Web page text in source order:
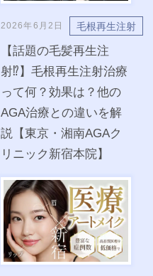
2026年6月2日 毛根再生注射
【話題の毛髪再生注
射⁉︎】毛根再生注射治療
って何？効果は？他の
AGA治療との違いを解
説【東京・湘南AGAク
リニック新宿本院】